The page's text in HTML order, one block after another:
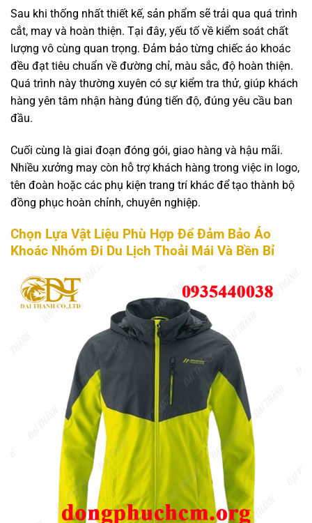
Sau khi thống nhất thiết kế, sản phẩm sẽ trải qua quá trình
cắt, may và hoàn thiện. Tại đây, yếu tố về kiểm soát chất
lượng vô cùng quan trọng. Đảm bảo từng chiếc áo khoác
đều đạt tiêu chuẩn về đường chỉ, màu sắc, độ hoàn thiện.
Quá trình này thường xuyên có sự kiểm tra thử, giúp khách
hàng yên tâm nhận hàng đúng tiến độ, đúng yêu cầu ban
đầu.
Cuối cùng là giai đoạn đóng gói, giao hàng và hậu mãi.
Nhiều xưởng may còn hỗ trợ khách hàng trong việc in logo,
tên đoàn hoặc các phụ kiện trang trí khác để tạo thành bộ
đồng phục hoàn chỉnh, chuyên nghiệp.
Chọn Lựa Vật Liệu Phù Hợp Để Đảm Bảo Áo
Khoác Nhóm Đi Du Lịch Thoải Mái Và Bền Bỉ